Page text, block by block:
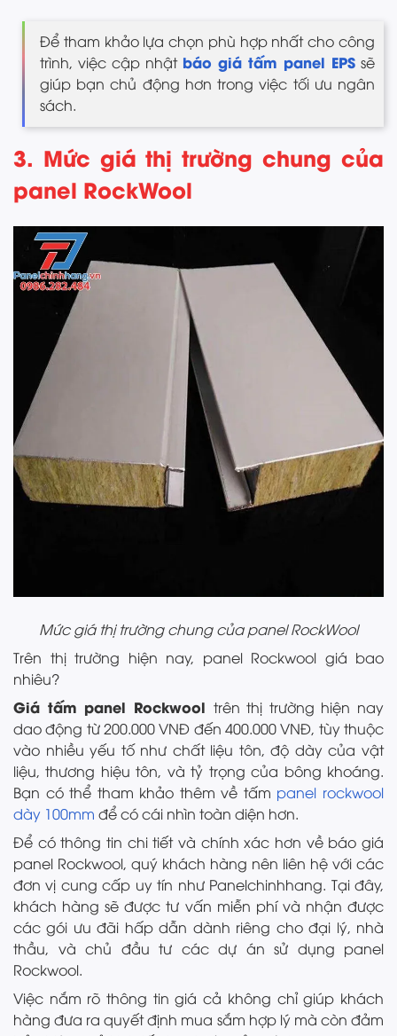
Để tham khảo lựa chọn phù hợp nhất cho công
trình, việc cập nhật báo giá tấm panel EPS sẽ
giúp bạn chủ động hơn trong việc tối ưu ngân
sách.
3. Mức giá thị trường chung của
panel RockWool
Mức giá thị trường chung của panel RockWool
Trên thị trường hiện nay, panel Rockwool giá bao
nhiêu?
Giá tấm panel Rockwool trên thị trường hiện nay
dao động từ 200.000 VNĐ đến 400.000 VNĐ, tùy thuộc
vào nhiều yếu tố như chất liệu tôn, độ dày của vật
liệu, thương hiệu tôn, và tỷ trọng của bông khoáng.
Bạn có thể tham khảo thêm về tấm panel rockwool
dày 100mm để có cái nhìn toàn diện hơn.
Để có thông tin chi tiết và chính xác hơn về báo giá
panel Rockwool, quý khách hàng nên liên hệ với các
đơn vị cung cấp uy tín như Panelchinhhang. Tại đây,
khách hàng sẽ được tư vấn miễn phí và nhận được
các gói ưu đãi hấp dẫn dành riêng cho đại lý, nhà
thầu, và chủ đầu tư các dự án sử dụng panel
Rockwool.
Việc nắm rõ thông tin giá cả không chỉ giúp khách
hàng đưa ra quyết định mua sắm hợp lý mà còn đảm